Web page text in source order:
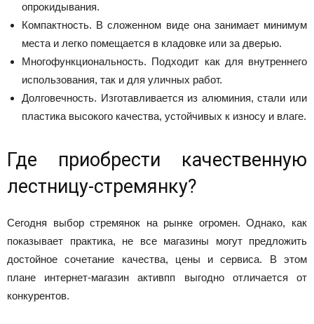
опрокидывания.
Компактность. В сложенном виде она занимает минимум
места и легко помещается в кладовке или за дверью.
Многофункциональность. Подходит как для внутреннего
использования, так и для уличных работ.
Долговечность. Изготавливается из алюминия, стали или
пластика высокого качества, устойчивых к износу и влаге.
Где приобрести качественную
лестницу-стремянку?
Сегодня выбор стремянок на рынке огромен. Однако, как
показывает практика, не все магазины могут предложить
достойное сочетание качества, цены и сервиса. В этом
плане интернет-магазин активпп выгодно отличается от
конкурентов.